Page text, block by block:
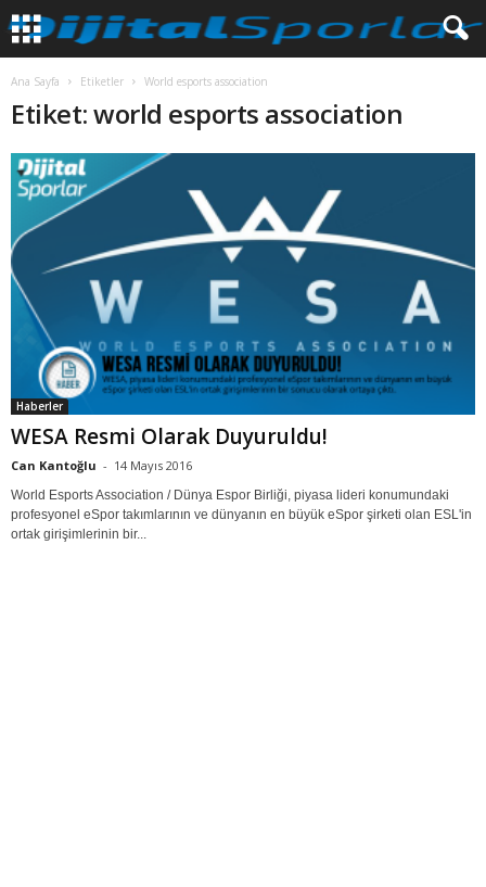
Ana Sayfa Etiketler World esports association
Etiket: world esports association
Haberler
WESA Resmi Olarak Duyuruldu!
Can Kantoğlu - 14 Mayıs 2016
World Esports Association / Dünya Espor Birliği, piyasa lideri konumundaki
profesyonel eSpor takımlarının ve dünyanın en büyük eSpor şirketi olan ESL'in
ortak girişimlerinin bir...